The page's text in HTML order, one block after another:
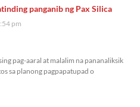
panganib ng Pax Silica
pm
pag-aaral at malalim na pananaliksik
sa planong pagpapatupad o